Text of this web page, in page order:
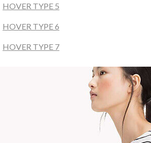
HOVER TYPE 5
HOVER TYPE 6
HOVER TYPE 7